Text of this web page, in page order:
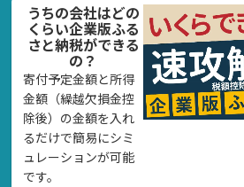
うちの会社はどの
くらい企業版ふる
さと納税ができる
の？
寄付予定金額と所得
金額（繰越欠損金控
除後）の金額を入れ
るだけで簡易にシミ
ュレーションが可能
です。